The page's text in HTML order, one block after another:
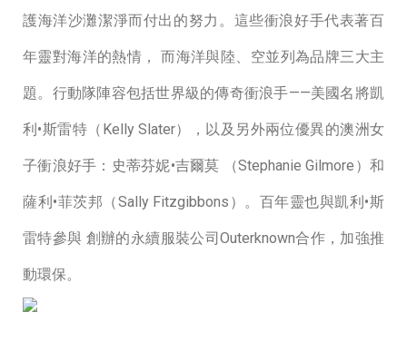
護海洋沙灘潔淨⽽付出的努⼒。這些衝浪好⼿代表著百
年靈對海洋的熱情， ⽽海洋與陸、空並列為品牌三⼤主
題。⾏動隊陣容包括世界級的傳奇衝浪⼿——美國名將凱
利•斯雷特（Kelly Slater），以及另外兩位優異的澳洲女
⼦衝浪好⼿：史蒂芬妮•吉爾莫 （Stephanie Gilmore）和
薩利•菲茨邦（Sally Fitzgibbons）。百年靈也與凱利•斯
雷特參與 創辦的永續服裝公司Outerknown合作，加強推
動環保。